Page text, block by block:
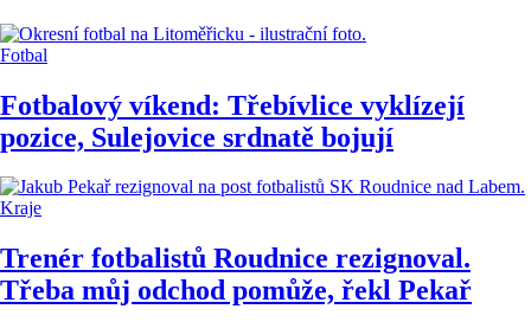
Fotbal
Fotbalový víkend: Třebívlice vyklízejí
pozice, Sulejovice srdnatě bojují
Kraje
Trenér fotbalistů Roudnice rezignoval.
Třeba můj odchod pomůže, řekl Pekař